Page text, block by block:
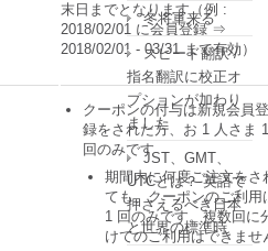
末日までとなります（例 :
2018/02/01 に会員登録 ⇒
2018/02/01 - 03/31 まで有効）
クーポンの付与は新規会員登
録をされた方、お 1 人さま 1
回のみです
期間内に何度ご注文をさ
ても、クーポンのご利用
1 回のみです。複数回に
けてのご利用はできませ
冬将軍来る
スピード翻訳 /
指名翻訳に校正オ
プションが加わり
ました
JST、GMT、
UTCとは？ 英語で
押さえるべき日本
と世界の標準時